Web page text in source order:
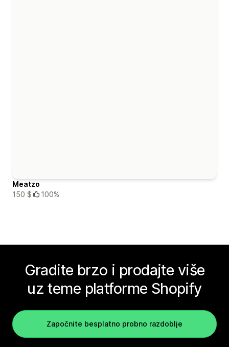
Meatzo
150 $
100%
Gradite brzo i prodajte više
uz teme platforme Shopify
Započnite besplatno probno razdoblje